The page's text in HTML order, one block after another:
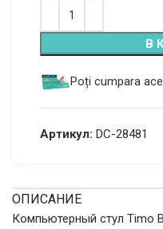
В
Alternative:
Poți cumpara
Артикул: DC-28481
ОПИСАНИЕ
Компьютерный стул Timo